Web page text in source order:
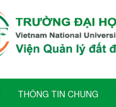
THÔNG TIN CHUNG